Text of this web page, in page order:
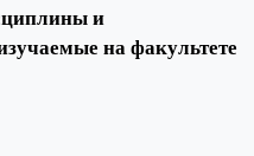
и
на факультете